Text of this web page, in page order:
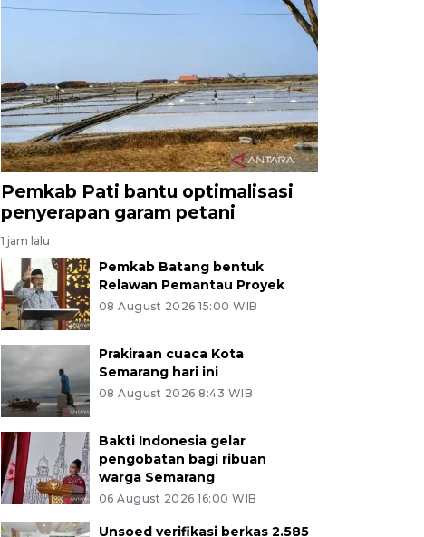
Pemkab Pati bantu optimalisasi
penyerapan garam petani
1 jam lalu
Pemkab Batang bentuk
Relawan Pemantau Proyek
08 August 2026 15:00 WIB
Prakiraan cuaca Kota
Semarang hari ini
08 August 2026 8:43 WIB
Bakti Indonesia gelar
pengobatan bagi ribuan
warga Semarang
06 August 2026 16:00 WIB
Unsoed verifikasi berkas 2.585